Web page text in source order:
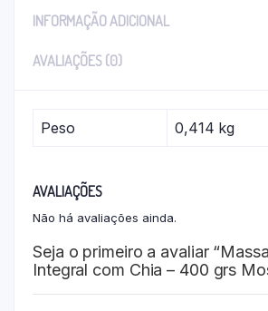
INFORMAÇÃO ADICIONAL
AVALIAÇÕES (0)
Peso 0,414 kg
AVALIAÇÕES
Não há avaliações ainda.
Seja o primeiro a avaliar
Integral com Chia – 400 grs